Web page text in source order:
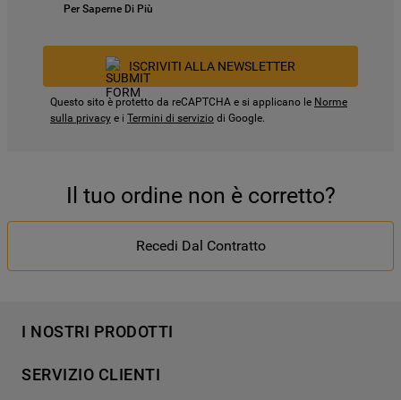
Per Saperne Di Più
ISCRIVITI ALLA NEWSLETTER
Questo sito è protetto da reCAPTCHA e si applicano le Norme
sulla privacy e i Termini di servizio di Google.
Il tuo ordine non è corretto?
Recedi Dal Contratto
I NOSTRI PRODOTTI
Refrigerazione
SERVIZIO CLIENTI